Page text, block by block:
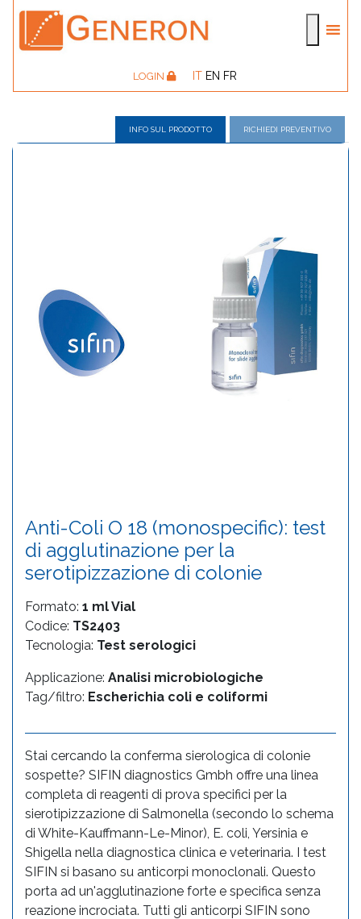
LOGIN IT EN FR
INFO SUL PRODOTTO RICHIEDI PREVENTIVO
Anti-Coli O 18 (monospecific): test
di agglutinazione per la
serotipizzazione di colonie
Formato: 1 ml Vial
Codice: TS2403
Tecnologia: Test serologici
Applicazione: Analisi microbiologiche
Tag/filtro: Escherichia coli e coliformi
Stai cercando la conferma sierologica di colonie
sospette? SIFIN diagnostics Gmbh offre una linea
completa di reagenti di prova specifici per la
sierotipizzazione di Salmonella (secondo lo schema
di White-Kauffmann-Le-Minor), E. coli, Yersinia e
Shigella nella diagnostica clinica e veterinaria. I test
SIFIN si basano su anticorpi monoclonali. Questo
porta ad un'agglutinazione forte e specifica senza
reazione incrociata. Tutti gli anticorpi SIFIN sono